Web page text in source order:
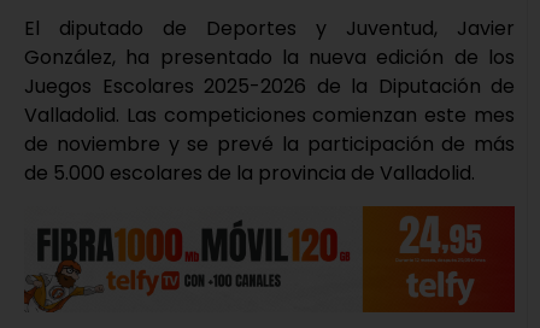
El diputado de Deportes y Juventud, Javier
González, ha presentado la nueva edición de los
Juegos Escolares 2025-2026 de la Diputación de
Valladolid. Las competiciones comienzan este mes
de noviembre y se prevé la participación de más
de 5.000 escolares de la provincia de Valladolid.